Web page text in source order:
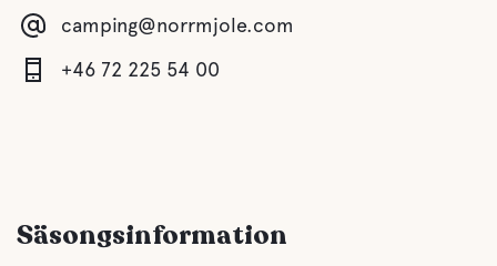
Latrintömning
camping@norrmjole.com
+46 72 225 54 00
Säsongsinformation